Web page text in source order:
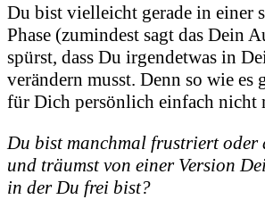
Du bist vielleicht gerade in einer
Phase (zumindest sagt das Dein
spürst, dass Du irgendetwas in
verändern musst. Denn so wie es
für Dich persönlich einfach nicht
Du bist manchmal frustriert oder
und träumst von einer Version
in der Du frei bist?